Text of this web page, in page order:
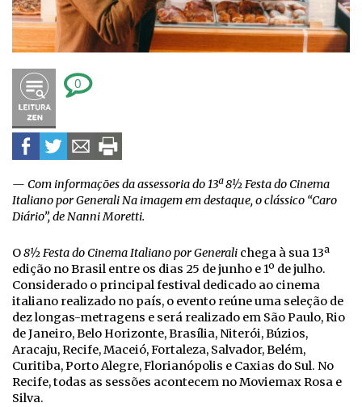
0
— Com informações da assessoria do 13ª 8½ Festa do Cinema
Italiano por Generali Na imagem em destaque, o clássico “Caro
Diário”, de Nanni Moretti.
O8½ Festa do Cinema Italiano por Generali chega à sua 13ª
edição no Brasil entre os dias 25 de junho e 1º de julho.
Considerado o principal festival dedicado ao cinema
italiano realizado no país, o evento reúne uma seleção de
dez longas-metragens e será realizado em São Paulo, Rio
de Janeiro, Belo Horizonte, Brasília, Niterói, Búzios,
Aracaju, Recife, Maceió, Fortaleza, Salvador, Belém,
Curitiba, Porto Alegre, Florianópolis e Caxias do Sul. No
Recife, todas as sessões acontecem no Moviemax Rosa e
Silva.